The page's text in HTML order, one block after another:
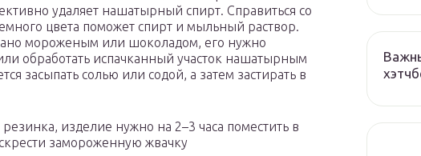
удаляет нашатырный спирт. Справиться со
цвета поможет спирт и мыльный раствор.
мороженым или шоколадом, его нужно
обработать испачканный участок нашатырным
засыпать солью или содой, а затем застирать в
изделие нужно на 2–3 часа поместить в
замороженную жвачку